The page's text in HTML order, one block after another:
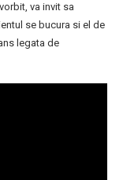
va invit sa
se bucura si el de
legata de